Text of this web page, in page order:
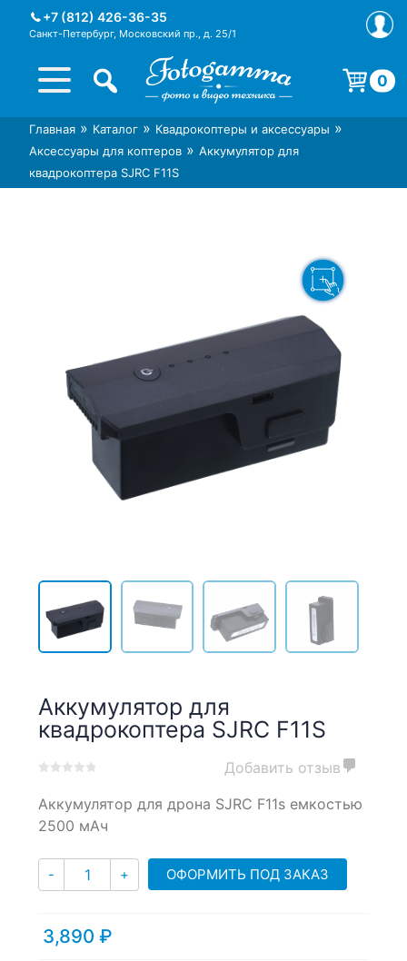
+7 (812) 426-36-35
Санкт-Петербург, Московский пр., д. 25/1
Интернет-магазин фототехники
Foto-Gamma в СПб
Магазин фотоаксессуаров foto-
gamma.ru
0
Корзина пуста.
Главная » Каталог » Квадрокоптеры и аксессуары »
Аксессуары для коптеров » Аккумулятор для
квадрокоптера SJRC F11S
Аккумулятор для
квадрокоптера SJRC F11S
out
ratings
Добавить отзыв
Аккумулятор для дрона SJRC F11s емкостью
2500 мАч
- Количество
+ ОФОРМИТЬ ПОД ЗАКАЗ
3,890 ₽